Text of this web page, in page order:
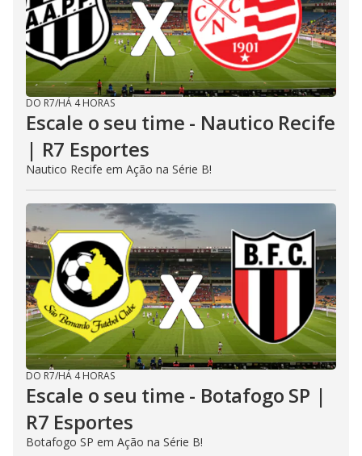
DO R7/HÁ 4 HORAS
Escale o seu time - Nautico Recife
| R7 Esportes
Nautico Recife em Ação na Série B!
DO R7/HÁ 4 HORAS
Escale o seu time - Botafogo SP |
R7 Esportes
Botafogo SP em Ação na Série B!